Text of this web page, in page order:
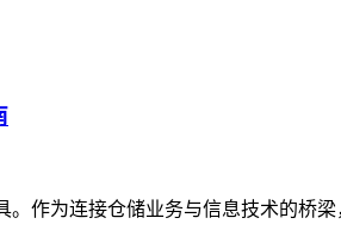
作为连接仓储业务与信息技术的桥